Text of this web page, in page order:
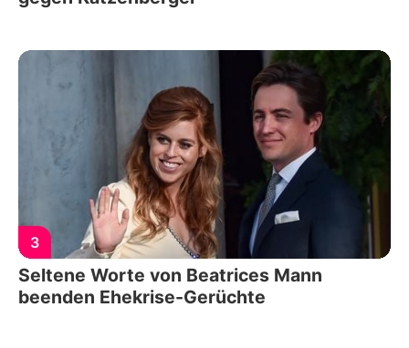
3
Seltene Worte von Beatrices Mann
beenden Ehekrise-Gerüchte